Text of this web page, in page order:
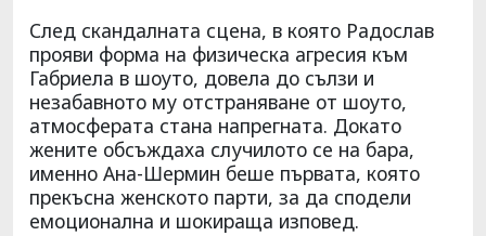
След скандалната сцена, в която Радослав
прояви форма на физическа агресия към
Габриела в шоуто, довела до сълзи и
незабавното му отстраняване от шоуто,
атмосферата стана напрегната. Докато
жените обсъждаха случилото се на бара,
именно Ана-Шермин беше първата, която
прекъсна женското парти, за да сподели
емоционална и шокираща изповед.